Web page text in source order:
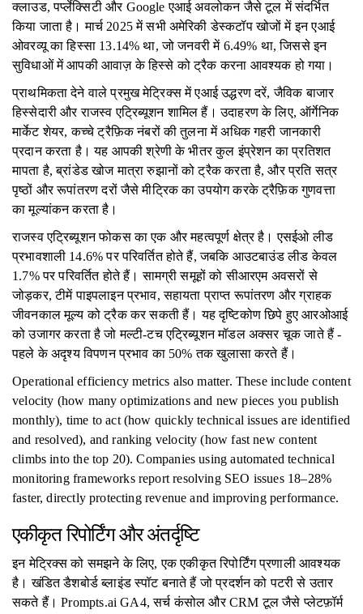
क्लाउड, पर्प्लेक्सिटी और Google एआई अवलोकन जैसे टूल में संदर्भित
किया जाता है। मार्च 2025 में सभी अमेरिकी डेस्कटॉप खोजों में इन एआई
ओवरव्यू का हिस्सा 13.14% था, जो जनवरी में 6.49% था, जिससे इन
सुविधाओं में आपकी आवाज़ के हिस्से को ट्रैक करना आवश्यक हो गया।
प्राथमिकता देने वाले प्रमुख मेट्रिक्स में एआई उद्धरण दरें, जैविक बाजार
हिस्सेदारी और राजस्व एट्रिब्यूशन शामिल हैं। उदाहरण के लिए, ऑर्गेनिक
मार्केट शेयर, कच्चे ट्रैफ़िक नंबरों की तुलना में अधिक गहरी जानकारी
प्रदान करता है। यह आपकी श्रेणी के भीतर कुल इंप्रेशन का प्रतिशत
मापता है, ब्रांडेड खोज मात्रा रुझानों को ट्रैक करता है, और प्रति सत्र
पृष्ठों और रूपांतरण दरों जैसे मीट्रिक का उपयोग करके ट्रैफ़िक गुणवत्ता
का मूल्यांकन करता है।
राजस्व एट्रिब्यूशन फोकस का एक और महत्वपूर्ण क्षेत्र है। एसईओ लीड
प्रभावशाली 14.6% पर परिवर्तित होते हैं, जबकि आउटबाउंड लीड केवल
1.7% पर परिवर्तित होते हैं। सामग्री समूहों को सीआरएम अवसरों से
जोड़कर, टीमें पाइपलाइन प्रभाव, सहायता प्राप्त रूपांतरण और ग्राहक
जीवनकाल मूल्य को ट्रैक कर सकती हैं। यह दृष्टिकोण छिपे हुए आरओआई
को उजागर करता है जो मल्टी-टच एट्रिब्यूशन मॉडल अक्सर चूक जाते हैं -
पहले के अदृश्य विपणन प्रभाव का 50% तक खुलासा करते हैं।
Operational efficiency metrics also matter. These include content
velocity (how many optimizations and new pieces you publish
monthly), time to act (how quickly technical issues are identified
and resolved), and ranking velocity (how fast new content
climbs into the top 20). Companies using automated technical
monitoring frameworks report resolving SEO issues 18–28%
faster, directly protecting revenue and improving performance.
एकीकृत रिपोर्टिंग और अंतर्दृष्टि
इन मेट्रिक्स को समझने के लिए, एक एकीकृत रिपोर्टिंग प्रणाली आवश्यक
है। खंडित डैशबोर्ड ब्लाइंड स्पॉट बनाते हैं जो प्रदर्शन को पटरी से उतार
सकते हैं। Prompts.ai GA4, सर्च कंसोल और CRM टूल जैसे प्लेटफ़ॉर्म